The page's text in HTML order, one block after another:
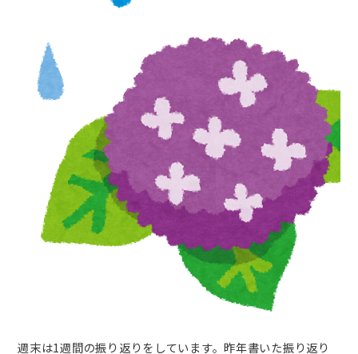
週末は1週間の振り返りをしています。昨年書いた振り返り